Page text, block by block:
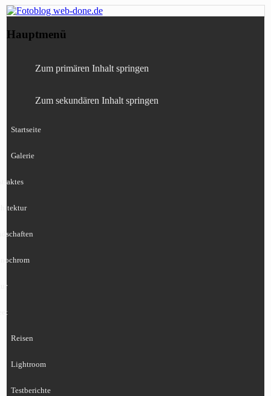
Fotoblog web-done.de
Canon, Nikon, Sony
Hauptmenü
Zum primären Inhalt springen
Zum sekundären Inhalt springen
Startseite
Galerie
Reisen
Lightroom
Testberichte